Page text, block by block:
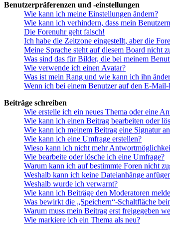
Benutzerpräferenzen und -einstellungen
Wie kann ich meine Einstellungen ändern?
Wie kann ich verhindern, dass mein
Die Forenuhr geht falsch!
Ich habe die Zeitzone eingestellt, aber die
Meine Sprache steht auf diesem Board nicht
Was sind das für Bilder, die bei meinem
Wie verwende ich einen Avatar?
Was ist mein Rang und wie kann ich ihn
Wenn ich bei einem Benutzer auf den E-
Beiträge schreiben
Wie erstelle ich ein neues Thema oder eine
Wie kann ich einen Beitrag bearbeiten oder
Wie kann ich meinem Beitrag eine Signatur
Wie kann ich eine Umfrage erstellen?
Wieso kann ich nicht mehr
Wie bearbeite oder lösche ich eine Umfrage?
Warum kann ich auf bestimmte Foren nicht
Weshalb kann ich keine Dateianhänge
Weshalb wurde ich verwarnt?
Wie kann ich Beiträge den Moderatoren
Was bewirkt die „Speichern“-Schaltfläche
Warum muss mein Beitrag erst freigegeben
Wie markiere ich ein Thema als neu?